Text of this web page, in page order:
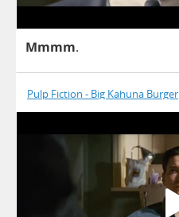
Mmmm.
Pulp Fiction - Big Kahuna Burger